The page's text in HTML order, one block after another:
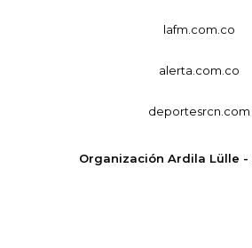
lafm.com.co
alerta.com.co
deportesrcn.com
Organización Ardila Lülle -